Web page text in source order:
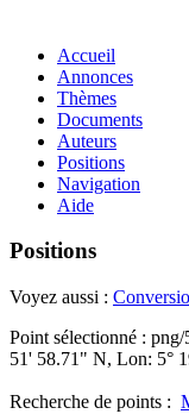
Accueil
Annonces
Thèmes
Documents
Auteurs
Positions
Navigation
Aide
Positions
Voyez aussi :
Point sélectionné :
51' 58.71" N, Lon: 5°
Recherche de points :